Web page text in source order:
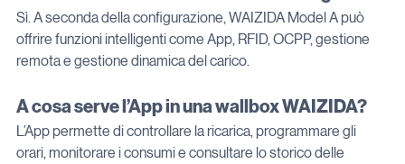
Sì. A seconda della configurazione, WAIZIDA Model A può
offrire funzioni intelligenti come App, RFID, OCPP, gestione
remota e gestione dinamica del carico.
A cosa serve l’App in una wallbox WAIZIDA?
L’App permette di controllare la ricarica, programmare gli
orari, monitorare i consumi e consultare lo storico delle